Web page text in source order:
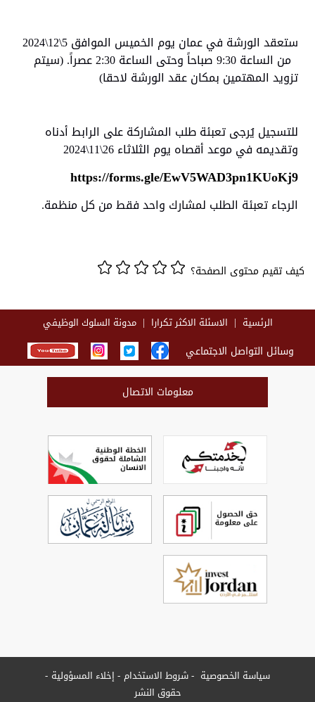
من الساعة 9:30 صباحاً وحتى الساعة 2:30 عصراً. (سيتم
تزويد المهتمين بمكان عقد الورشة لاحقا)
للتسجيل يُرجى تعبئة طلب المشاركة على الرابط أدناه
وتقديمه في موعد أقصاه يوم الثلاثاء 26\11\2024
https://forms.gle/EwV5WAD3pn1KUoKj9
الرجاء تعبئة الطلب لمشارك واحد فقط من كل منظمة.
كيف تقيم محتوى الصفحة؟
الرئسية الاسئلة الاكثر تكرارا مدونة السلوك الوظيفي
وسائل التواصل الاجتماعي
معلومات الاتصال
سياسة الخصوصية شروط الاستخدام إخلاء المسؤولية
حقوق النشر